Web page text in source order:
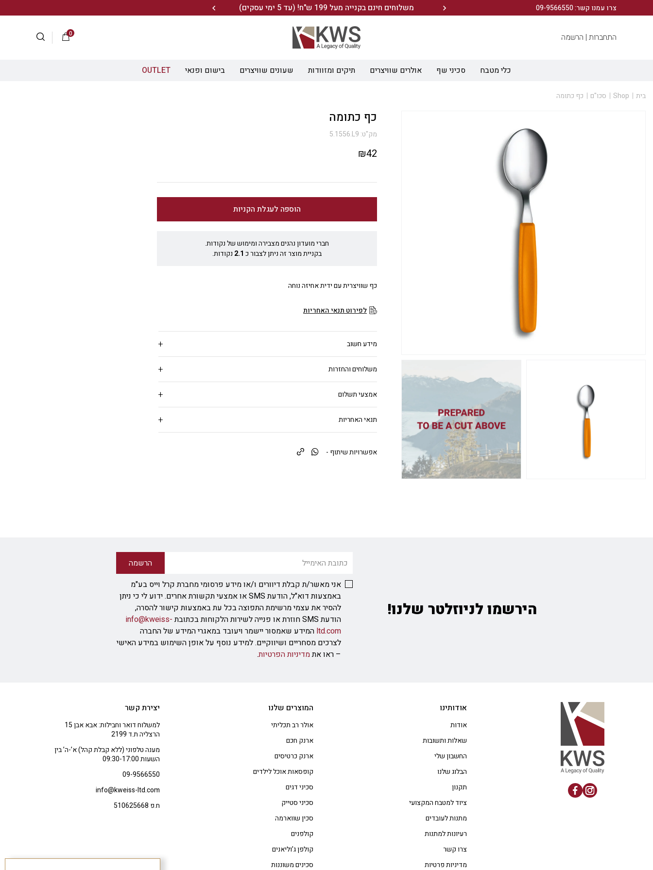
צרו עמנו קשר: 09-9566550
הירשמו לניוזלטר שלנו ותיהנו מ- 10% הנחה ברכישה הראשונה! משלוחים חינם בקנייה מעל 199 ש"ח! (עד 5 ימי עסקים)
התחברות | הרשמה 0
כלי מטבח סכיני שף אולרים שוויצרים תיקים ומזוודות שעונים שוויצרים בישום ופנאי OUTLET
בית Shop סכו"ם כף כתומה
כף כתומה
מק"ט: 5.1556.L9
₪42
הוספה לעגלת הקניות
חברי מועדון נהנים מצבירה ומימוש של נקודות.
בקניית מוצר זה ניתן לצבור כ 2.1 נקודות.
כף שוויצרית עם ידית אחיזה נוחה
לפירוט תנאי האחריות
מידע חשוב
משלוחים והחזרות
אמצעי תשלום
תנאי האחריות
אפשרויות שיתוף -
הירשמו לניוזלטר שלנו!
הרשמה
אני מאשר/ת קבלת דיוורים ו/או מידע פרסומי מחברת קרל וייס בע"מ
באמצעות דוא"ל, הודעת SMS או אמצעי תקשורת אחרים. ידוע לי כי ניתן
להסיר את עצמי מרשימת התפוצה בכל עת באמצעות קישור להסרה,
הודעת SMS חוזרת או פנייה לשירות הלקוחות בכתובת
info@kweiss-
ltd.com המידע שאמסור יישמר ויעובד במאגרי המידע של החברה
לצרכים מסחריים ושיווקיים. למידע נוסף על אופן השימוש במידע האישי
– ראו אתמדיניות הפרטיות.
אודותינו
אודות
שאלות ותשובות
החשבון שלי
הבלוג שלנו
תקנון
ציוד למטבח המקצועי
מתנות לעובדים
רעיונות למתנות
צרו קשר
מדיניות פרטיות
המוצרים שלנו
אולר רב תכליתי
ארנק חכם
ארנק כרטיסים
קופסאות אוכל לילדים
סכיני דגים
סכיני סטייק
סכין שווארמה
קולפנים
קולפן ג’וליאנים
סכינים משוננות
יצירת קשר
למשלוח דואר וחבילות: אבא אבן 15
הרצליה ת.ד 2199
מענה טלפוני (ללא קבלת קהל) א’-ה’ בין
השעות 09:30-17:00
09-9566550
info@kweiss-ltd.com
ח.פ 510625668